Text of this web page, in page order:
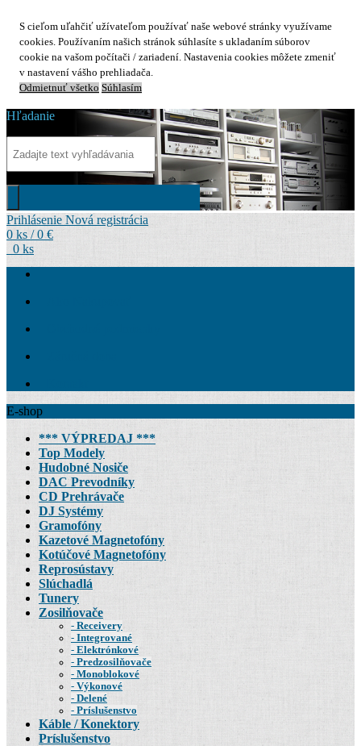
S cieľom uľahčiť užívateľom používať naše webové stránky využívame
cookies. Používaním našich stránok súhlasíte s ukladaním súborov
cookie na vašom počítači / zariadení. Nastavenia cookies môžete zmeniť
v nastavení vášho prehliadača.
Odmietnuť všetko Súhlasím
Hľadanie
Prihlásenie Nová registrácia
0 ks / 0 €
0 ks
E-shop
*** VÝPREDAJ ***
Top Modely
Hudobné Nosiče
DAC Prevodníky
CD Prehrávače
DJ Systémy
Gramofóny
Kazetové Magnetofóny
Kotúčové Magnetofóny
Reprosústavy
Slúchadlá
Tunery
Zosilňovače
Receivery
Integrované
Elektrónkové
Predzosilňovače
Monoblokové
Výkonové
Delené
Príslušenstvo
Káble / Konektory
Príslušenstvo